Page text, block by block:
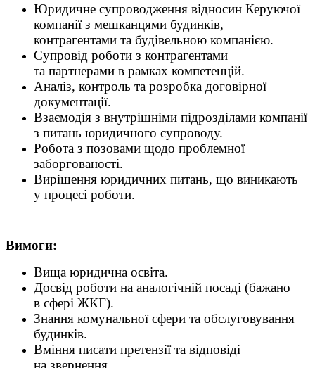
Юридичне супроводження відносин Керуючої
компанії з мешканцями будинків,
контрагентами та будівельною компанією.
Супровід роботи з контрагентами
та партнерами в рамках компетенцій.
Аналіз, контроль та розробка договірної
документації.
Взаємодія з внутрішніми підрозділами компанії
з питань юридичного супроводу.
Робота з позовами щодо проблемної
заборгованості.
Вирішення юридичних питань, що виникають
у процесі роботи.
Вимоги:
Вища юридична освіта.
Досвід роботи на аналогічній посаді (бажано
в сфері ЖКГ).
Знання комунальної сфери та обслуговування
будинків.
Вміння писати претензії та відповіді
на звернення.